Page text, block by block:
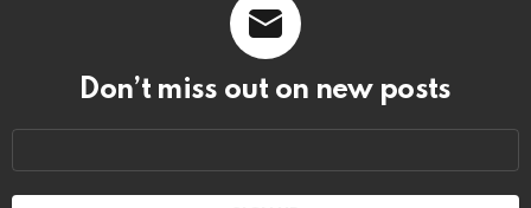
Don’t miss out on new posts